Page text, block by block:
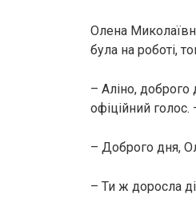
Олена
була на роботі,
– Аліно, доброго
офіційний
– Доброго дня,
– Ти ж доросла